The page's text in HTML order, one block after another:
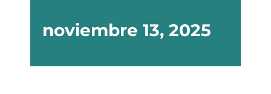
noviembre 13, 2025